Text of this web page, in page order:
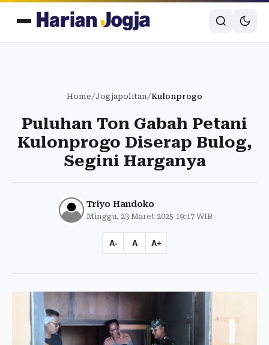
Home/Jogjapolitan/Kulonprogo
Puluhan Ton Gabah Petani
Kulonprogo Diserap Bulog,
Segini Harganya
Triyo Handoko
Minggu, 23 Maret 2025 19:17 WIB
A- A A+